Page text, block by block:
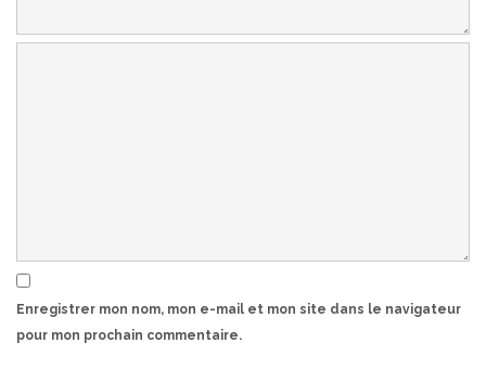
Enregistrer mon nom, mon e-mail et mon site dans le navigateur
pour mon prochain commentaire.